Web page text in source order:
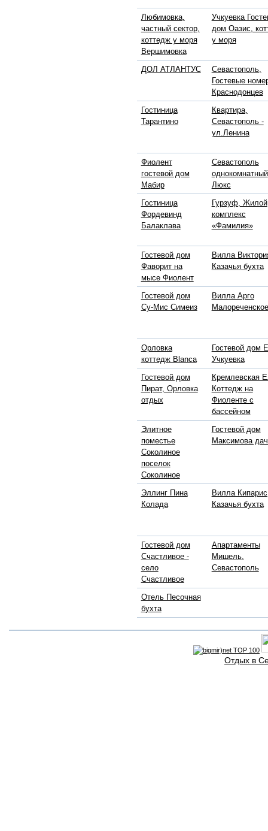
Любимовка,
частный сектор,
коттедж у моря
Вершимовка
Учкуевка
дом Оазис,
у моря
ДОЛ АТЛАНТУС
Севастополь,
Гостевые
Краснодонцев
Гостиница
Тарантино
Квартира,
Севастополь -
ул.Ленина
Фиолент
гостевой дом
Мабир
Севастополь
однокомнатный
Люкс
Гостиница
Фордевинд
Балаклава
Гурзуф, Жилой
комплекс
«Фамилия»
Гостевой дом
Фаворит на
мысе Фиолент
Вилла
Казачья бухта
Гостевой дом
Су-Мис Симеиз
Вилла Арго
Малореченское
Орловка
коттедж Blanca
Гостевой дом
Учкуевка
Гостевой дом
Пират, Орловка
отдых
Кремлевская
Коттедж на
Фиоленте с
бассейном
Элитное
поместье
Соколиное
поселок
Соколиное
Гостевой дом
Максимова
Эллинг Пина
Колада
Вилла
Казачья бухта
Гостевой дом
Счастливое -
село
Счастливое
Апартаменты
Мишель,
Севастополь
Отель Песочная
бухта
Отдых в